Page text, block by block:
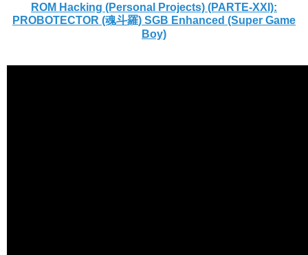
ROM Hacking (Personal Projects) (PARTE-XXI):
PROBOTECTOR (魂斗羅) SGB Enhanced (Super Game
Boy)